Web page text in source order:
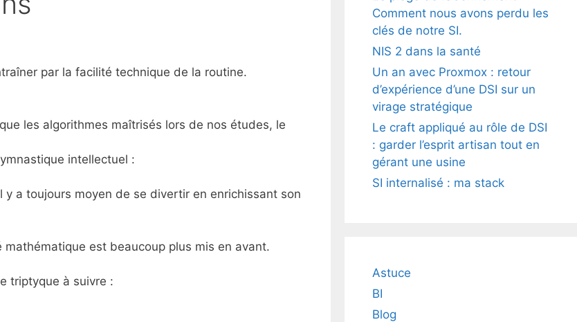
par la facilité technique de la routine.
les algorithmes maîtrisés lors de nos études, le
intellectuel :
a toujours moyen de se divertir en enrichissant son
est beaucoup plus mis en avant.
triptyque à suivre :
Comment nous avons perdu les
clés de notre SI.
NIS 2 dans la santé
Un an avec Proxmox : retour
d’expérience d’une DSI sur un
virage stratégique
Le craft appliqué au rôle de DSI
: garder l’esprit artisan tout en
gérant une usine
SI internalisé : ma stack
Astuce
BI
Blog